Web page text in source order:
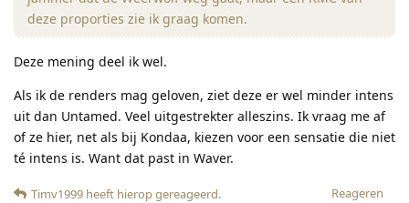
deze proporties zie ik graag komen.
Deze mening deel ik wel.
Als ik de renders mag geloven, ziet deze er wel minder intens
uit dan Untamed. Veel uitgestrekter alleszins. Ik vraag me af
of ze hier, net als bij Kondaa, kiezen voor een sensatie die niet
té intens is. Want dat past in Waver.
Reageren
Timv1999 heeft hierop gereageerd.